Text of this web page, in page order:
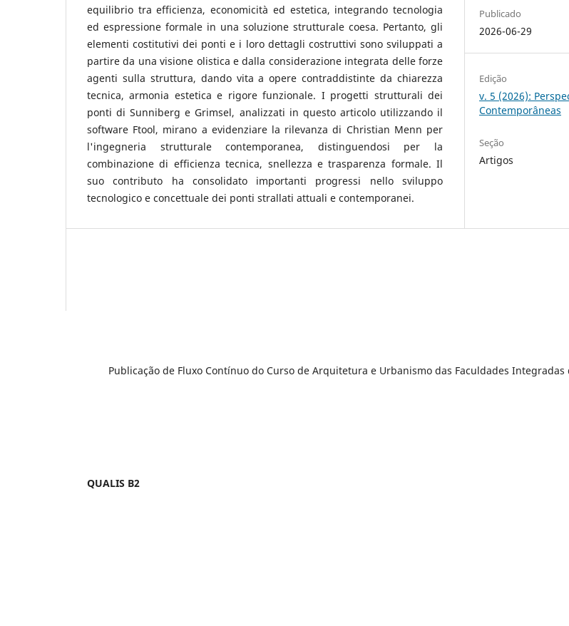
equilibrio tra efficienza, economicità ed estetica, integrando tecnologia
ed espressione formale in una soluzione strutturale coesa. Pertanto, gli
elementi costitutivi dei ponti e i loro dettagli costruttivi sono sviluppati a
partire da una visione olistica e dalla considerazione integrata delle forze
agenti sulla struttura, dando vita a opere contraddistinte da chiarezza
tecnica, armonia estetica e rigore funzionale. I progetti strutturali dei
ponti di Sunniberg e Grimsel, analizzati in questo articolo utilizzando il
software Ftool, mirano a evidenziare la rilevanza di Christian Menn per
l'ingegneria strutturale contemporanea, distinguendosi per la
combinazione di efficienza tecnica, snellezza e trasparenza formale. Il
suo contributo ha consolidato importanti progressi nello sviluppo
tecnologico e concettuale dei ponti strallati attuali e contemporanei.
Publicado
2026-06-29
Edição
v. 5 (2026):
Contemporâneas
Seção
Artigos
Publicação de Fluxo Contínuo do Curso de Arquitetura e Urbanismo das Faculdades Integradas
QUALIS B2